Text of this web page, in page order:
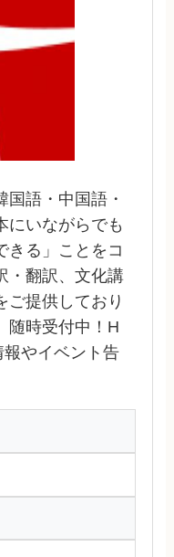
国語・中国語・
にいながらでも
きる」ことをコ
・翻訳、文化講
ご提供しており
随時受付中！H
やイベント告